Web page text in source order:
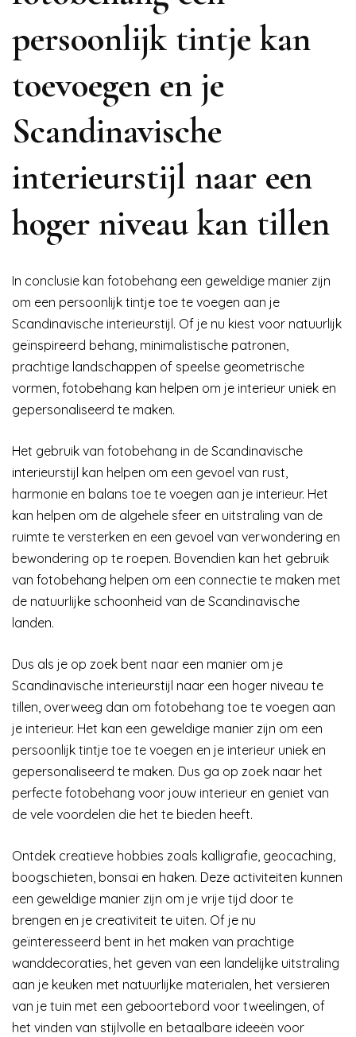
persoonlijk tintje kan
toevoegen en je
Scandinavische
interieurstijl naar een
hoger niveau kan tillen
In conclusie kan fotobehang een geweldige manier zijn
om een persoonlijk tintje toe te voegen aan je
Scandinavische interieurstijl. Of je nu kiest voor natuurlijk
geïnspireerd behang, minimalistische patronen,
prachtige landschappen of speelse geometrische
vormen, fotobehang kan helpen om je interieur uniek en
gepersonaliseerd te maken.
Het gebruik van fotobehang in de Scandinavische
interieurstijl kan helpen om een gevoel van rust,
harmonie en balans toe te voegen aan je interieur. Het
kan helpen om de algehele sfeer en uitstraling van de
ruimte te versterken en een gevoel van verwondering en
bewondering op te roepen. Bovendien kan het gebruik
van fotobehang helpen om een connectie te maken met
de natuurlijke schoonheid van de Scandinavische
landen.
Dus als je op zoek bent naar een manier om je
Scandinavische interieurstijl naar een hoger niveau te
tillen, overweeg dan om fotobehang toe te voegen aan
je interieur. Het kan een geweldige manier zijn om een
persoonlijk tintje toe te voegen en je interieur uniek en
gepersonaliseerd te maken. Dus ga op zoek naar het
perfecte fotobehang voor jouw interieur en geniet van
de vele voordelen die het te bieden heeft.
Ontdek creatieve hobbies zoals kalligrafie, geocaching,
boogschieten, bonsai en haken. Deze activiteiten kunnen
een geweldige manier zijn om je vrije tijd door te
brengen en je creativiteit te uiten. Of je nu
geïnteresseerd bent in het maken van prachtige
wanddecoraties, het geven van een landelijke uitstraling
aan je keuken met natuurlijke materialen, het versieren
van je tuin met een geboortebord voor tweelingen, of
het vinden van stijlvolle en betaalbare ideeën voor